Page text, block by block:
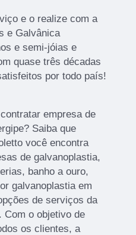
e o realize com a
e Galvânica
e semi-jóias e
quase três décadas
por todo país!
empresa de
Saiba que
você encontra
de galvanoplastia,
banho a ouro,
galvanoplastia em
de serviços da
Com o objetivo de
os clientes, a